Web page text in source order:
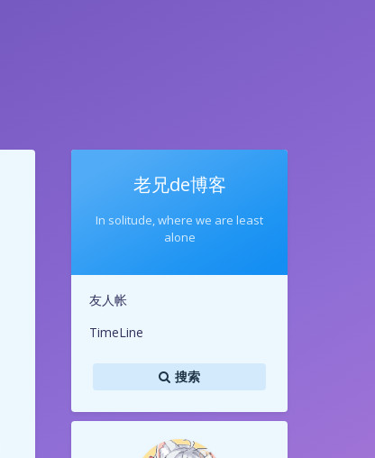
老兄de博客
In solitude, where we are least
alone
友人帐
TimeLine
搜索